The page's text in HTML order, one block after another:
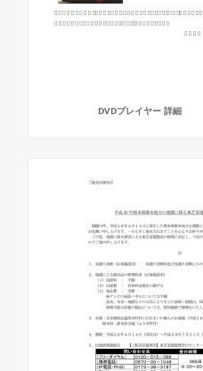
DVDプレイヤー 詳細